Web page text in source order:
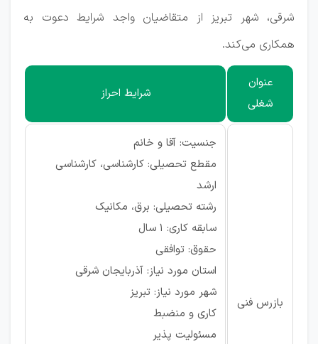
شرقی، شهر تبریز از متقاضیان واجد شرایط دعوت به
همکاری می‌کند.
عنوان
شغلی
شرایط احراز
بازرس فنی
جنسیت: آقا و خانم
مقطع تحصیلی: کارشناسی، کارشناسی
ارشد
رشته تحصیلی: برق، مکانیک
سابقه کاری: ۱ سال
حقوق: توافقی
استان مورد نیاز: آذربایجان شرقی
شهر مورد نیاز: تبریز
کاری و منضبط
مسئولیت پذیر